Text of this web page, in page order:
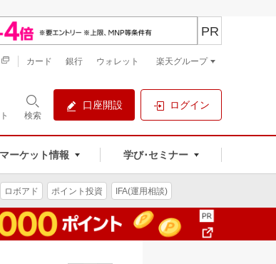
検索
口座開設 ログイン
マーケット情報 学び･セミナー
PR
カード 銀行 ウォレット 楽天グループ
ロボアド ポイント投資 IFA(運用相談)